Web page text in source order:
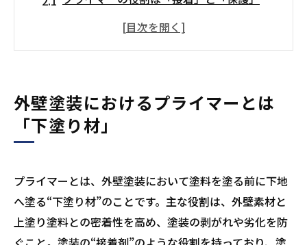
プライマーを使わないと起こる外壁トラブ
塗料の密着性を高めて剥がれを防止
下地の吸い込みを防いで発色を安定させる
プライマー選びの注意点
塗料との相性を必ず確認する
DIYではなくプロに任せるのが無難
外壁塗装におけるプライマーとは
「下塗り材」
プライマーとは、外壁塗装において塗料を塗る前に下地
へ塗る“下塗り材”のことです。主な役割は、外壁素材と
上塗り塗料との密着性を高め、塗装の剥がれや劣化を防